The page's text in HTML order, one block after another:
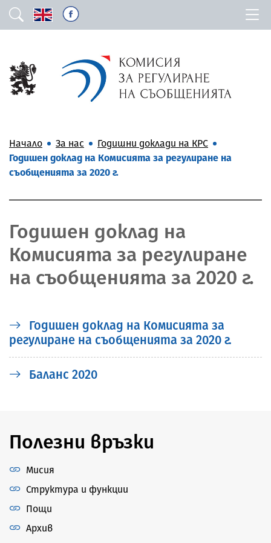
Начало За нас
Годишни доклади на КРС
Годишен доклад на Комисията за регулиране на
съобщенията за 2020 г.
Годишен доклад на
Комисията за регулиране
на съобщенията за 2020 г.
Годишен доклад на Комисията за
регулиране на съобщенията за 2020 г.
Баланс 2020
Полезни връзки
Мисия
Структура и функции
Пощи
Архив